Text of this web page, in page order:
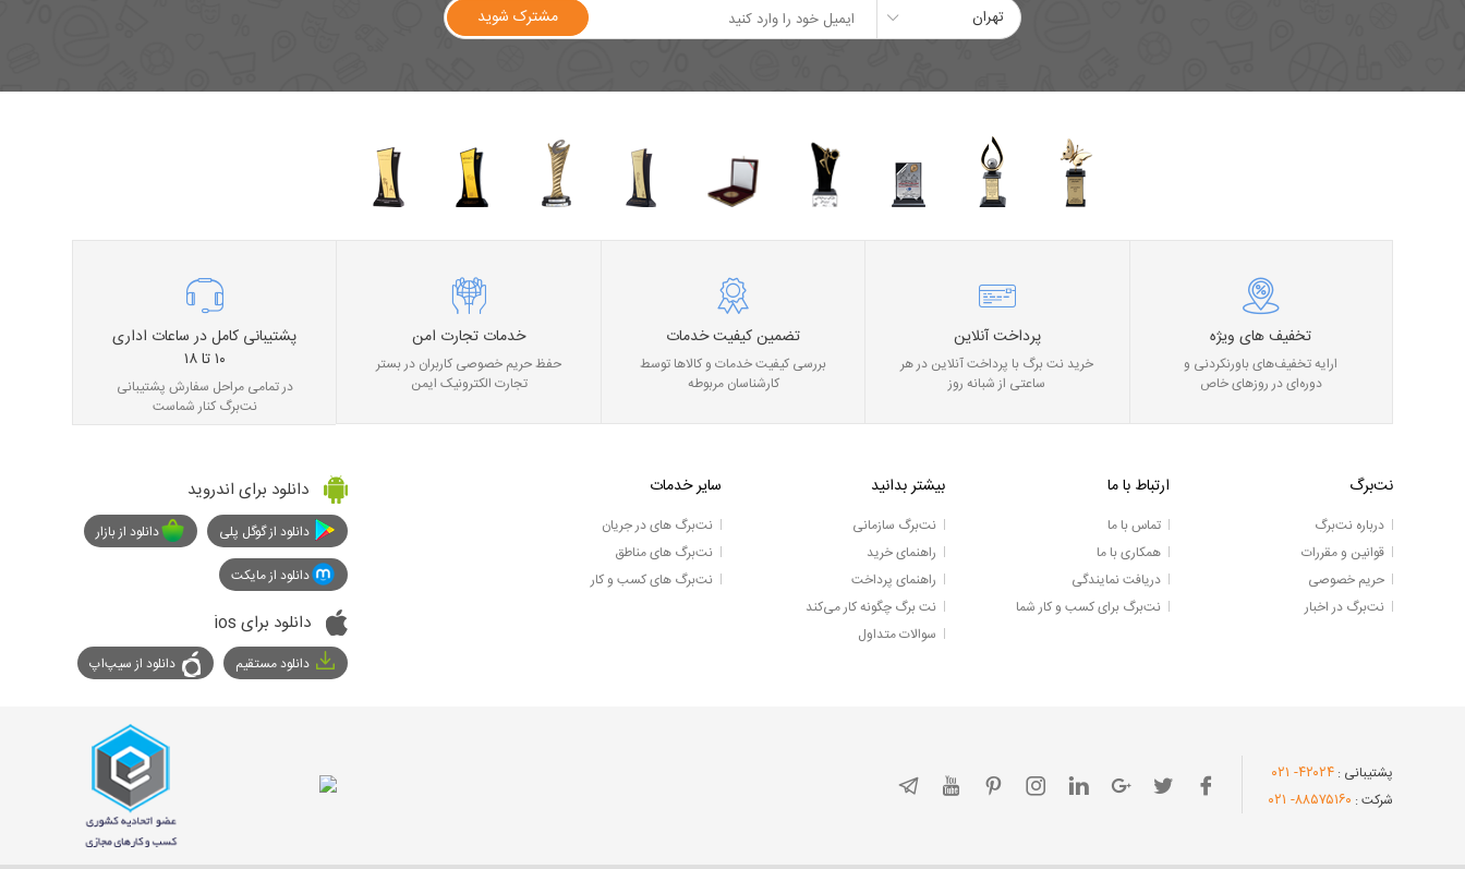
تهران مشترک شوید
تخفیف های ویژه
ارایه تخفیف‌های باورنکردنی و
دوره‌ای در روز‌های خاص
پرداخت آنلاین
خرید نت برگ با پرداخت آنلاین در هر
ساعتی از شبانه روز
تضمین کیفیت خدمات
بررسی کیفیت خدمات و کالاها توسط
کارشناسان مربوطه
خدمات تجارت امن
حفظ حریم خصوصی کاربران در بستر
تجارت الکترونیک ایمن
پشتیبانی کامل در ساعات اداری
۱۰ تا ۱۸
در تمامی مراحل سفارش پشتیبانی
نت‌برگ کنار شماست
دانلود برای اندروید
دانلود از گوگل پلی
دانلود از بازار
دانلود از مایکت
دانلود برای ios
دانلود مستقیم دانلود از سیپ‌اپ
نت‌برگ
درباره نت‌برگ
قوانین و مقررات
حریم خصوصی
نت‌برگ در اخبار
ارتباط با ما
تماس با ما
همکاری با ما
دریافت نمایندگی
نت‌برگ برای کسب و کار شما
بیشتر بدانید
نت‌برگ سازمانی
راهنمای خرید
راهنمای پرداخت
نت برگ چگونه کار می‌کند
سوالات متداول
سایر خدمات
نت‌برگ های در جریان
نت‌برگ های مناطق
نت‌برگ های کسب و کار
پشتیبانی : ۴۲۰۲۴- ۰۲۱
شرکت : ۸۸۵۷۵۱۶۰- ۰۲۱